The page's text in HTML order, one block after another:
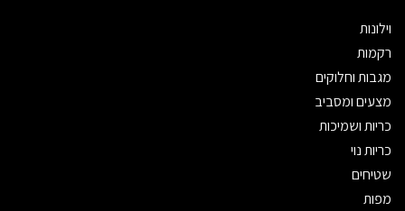
וילונות
רקמות
מגבות וחלוקים
מצעים ומסביב
כריות ושמיכות
כריות נוי
שטיחים
מפות